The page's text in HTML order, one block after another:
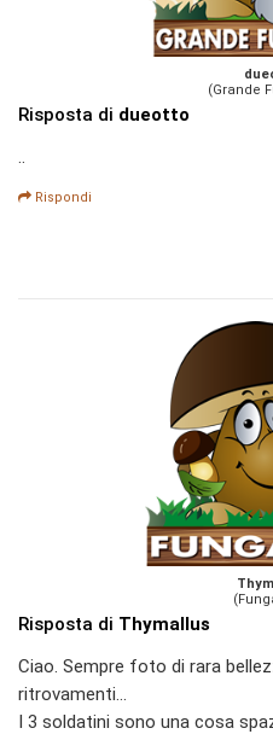
(Grande
Risposta di dueotto
..
Rispondi
Risposta di Thymallus
Ciao. Sempre foto di rara
ritrovamenti...
I 3 soldatini sono una cosa